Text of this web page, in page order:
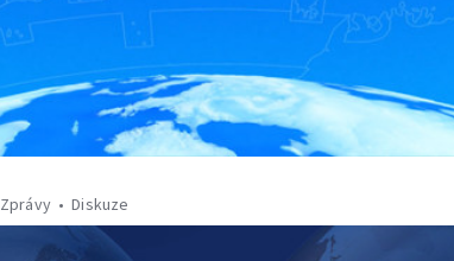
Zprávy Diskuze